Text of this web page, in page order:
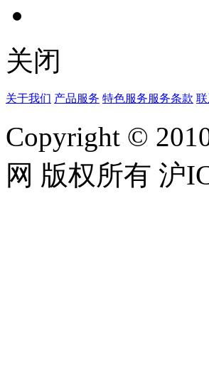
关闭
关于我们 产品服务 特色服务服务条款
Copyright ©
网 版权所有 沪